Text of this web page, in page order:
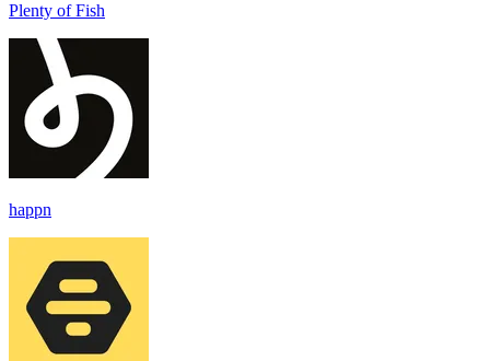
Plenty of Fish
happn